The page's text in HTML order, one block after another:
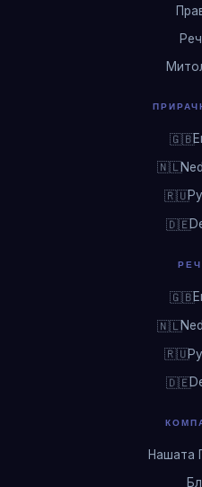
🇬🇧
🇳🇱
🇷🇺
🇩🇪
🇬🇧
🇳🇱
🇷🇺
🇩🇪
Нашата